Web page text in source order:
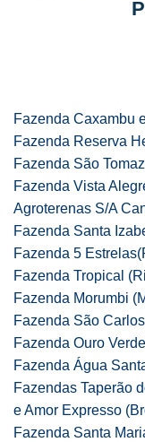
Fazenda Caxambu
Fazenda Reserva
Fazenda São
Fazenda Vista
Agroterenas S/A
Fazenda Santa
Fazenda 5
Fazenda Tropical
Fazenda Morumbi
Fazenda São
Fazenda Ouro
Fazenda Água
Fazendas Taperão
e Amor Expresso
Fazenda Santa